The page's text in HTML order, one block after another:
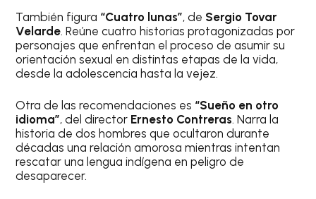
También figura “Cuatro lunas”, de Sergio Tovar
Velarde. Reúne cuatro historias protagonizadas por
personajes que enfrentan el proceso de asumir su
orientación sexual en distintas etapas de la vida,
desde la adolescencia hasta la vejez.
Otra de las recomendaciones es “Sueño en otro
idioma”, del director Ernesto Contreras. Narra la
historia de dos hombres que ocultaron durante
décadas una relación amorosa mientras intentan
rescatar una lengua indígena en peligro de
desaparecer.